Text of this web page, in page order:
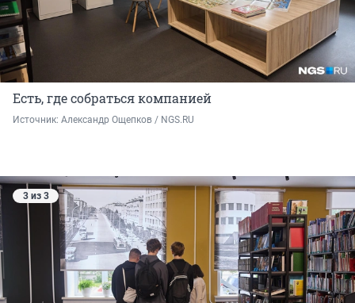
Есть, где собраться компанией
Источник: Александр Ощепков / NGS.RU
3 из 3